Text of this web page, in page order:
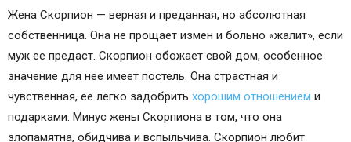
Жена Скорпион — верная и преданная, но абсолютная
собственница. Она не прощает измен и больно «жалит», если
муж ее предаст. Скорпион обожает свой дом, особенное
значение для нее имеет постель. Она страстная и
чувственная, ее легко задобрить
подарками. Минус жены Скорпиона в том, что она